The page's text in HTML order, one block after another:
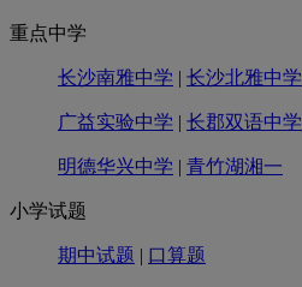
重点中学
长沙南雅中学 | 长沙北雅中学
广益实验中学 | 长郡双语中学
明德华兴中学 | 青竹湖湘一
小学试题
期中试题 | 口算题